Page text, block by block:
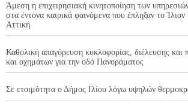
Άμεση η επιχειρησιακή κινητοποίηση των
στα έντονα καιρικά φαινόμενα που έπληξαν το
Αττική
Καθολική απαγόρευση κυκλοφορίας, διέλευσης
και οχημάτων για την οδό Πανοράματος
Σε ετοιμότητα ο Δήμος Ιλίου λόγω υψηλών